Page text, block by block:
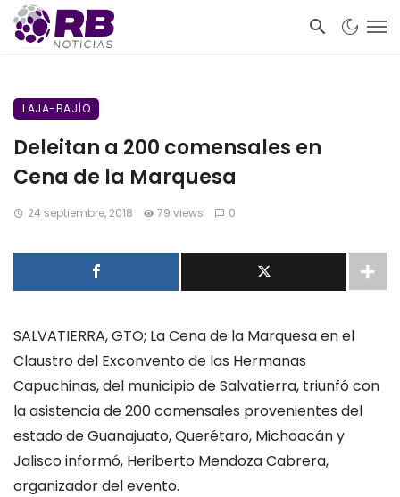
LAJA-BAJÍO
Deleitan a 200 comensales en
Cena de la Marquesa
24 septiembre, 2018 79 views 0
SALVATIERRA, GTO; La Cena de la Marquesa en el
Claustro del Exconvento de las Hermanas
Capuchinas, del municipio de Salvatierra, triunfó con
la asistencia de 200 comensales provenientes del
estado de Guanajuato, Querétaro, Michoacán y
Jalisco informó, Heriberto Mendoza Cabrera,
organizador del evento.